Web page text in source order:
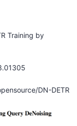
Training by
DN-DETR